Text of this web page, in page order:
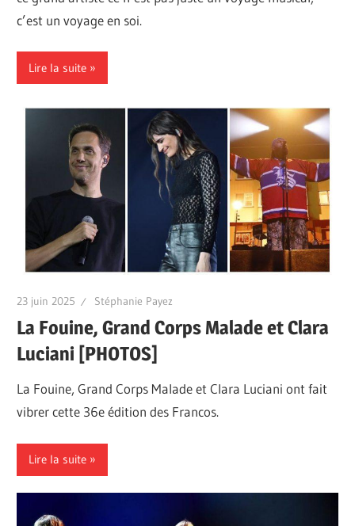
c’est un voyage en soi.
Lire la suite
23 juin 2025 Stéphanie Payez
La Fouine, Grand Corps Malade et Clara
Luciani [PHOTOS]
La Fouine, Grand Corps Malade et Clara Luciani ont fait
vibrer cette 36e édition des Francos.
Lire la suite